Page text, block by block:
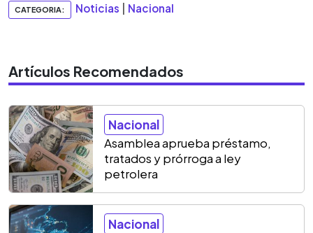
CATEGORIA: Noticias Nacional
Artículos Recomendados
Nacional
Asamblea aprueba préstamo,
tratados y prórroga a ley
petrolera
Nacional